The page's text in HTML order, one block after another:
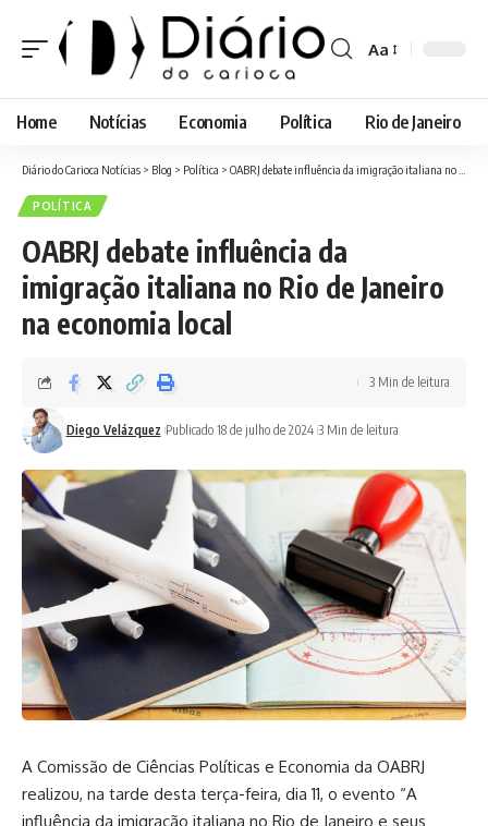
Font
Aa
Home Notícias Economia Política Rio de Janeiro
Diário do Carioca Notícias > Blog > Política > OABRJ debate influência da imigração italiana no Rio de Janeiro na economia local
POLÍTICA
OABRJ debate influência da
imigração italiana no Rio de Janeiro
na economia local
Diego Velázquez Publicado 18 de julho de 2024 3 Min de leitura
3 Min de leitura
A Comissão de Ciências Políticas e Economia da OABRJ
realizou, na tarde desta terça-feira, dia 11, o evento “A
influência da imigração italiana no Rio de Janeiro e seus